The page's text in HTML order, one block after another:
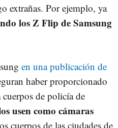
extrañas. Por ejemplo, ya
los Z Flip de Samsung
en una publicación de
haber proporcionado
de policía de
usen como cámaras
cuerpos de las ciudades de